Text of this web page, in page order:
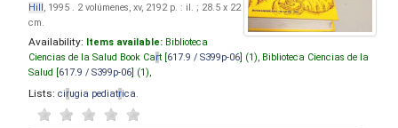
Hill, 1995 . 2 volúmenes, xv, 2192 p. : il. ; 28.5 x 22
cm.
Availability: Items available: Biblioteca
Ciencias de la Salud Book Cart [ 617.9 / S399p-06 ] (1), Biblioteca Ciencias de la
Salud [ 617.9 / S399p-06 ] (1),
Lists: cirugia pediatrica